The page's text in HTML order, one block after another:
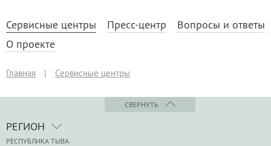
Сервисные центры Пресс-центр
Вопросы и ответы
О проекте
Главная | Сервисные центры
СВЕРНУТЬ
РЕГИОН
РЕСПУБЛИКА ТЫВА